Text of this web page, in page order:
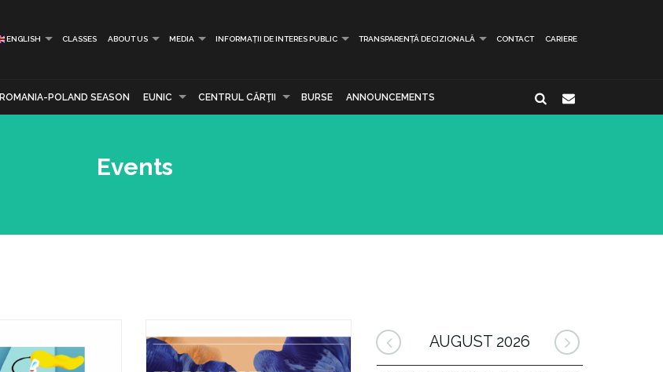
ENGLISH CLASSES ABOUT US MEDIA INFORMAȚII DE INTERES PUBLIC TRANSPARENȚĂ DECIZIONALĂ CONTACT CARIERE
ROMANIA-POLAND SEASON EUNIC CENTRUL CĂRŢII BURSE ANNOUNCEMENTS
Events
AUGUST 2026